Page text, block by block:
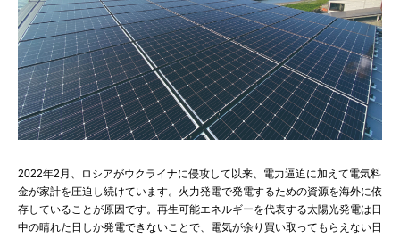
2022年2月、ロシアがウクライナに侵攻して以来、電力逼迫に加えて電気料
金が家計を圧迫し続けています。火力発電で発電するための資源を海外に依
存していることが原因です。再生可能エネルギーを代表する太陽光発電は日
中の晴れた日しか発電できないことで、電気が余り買い取ってもらえない日